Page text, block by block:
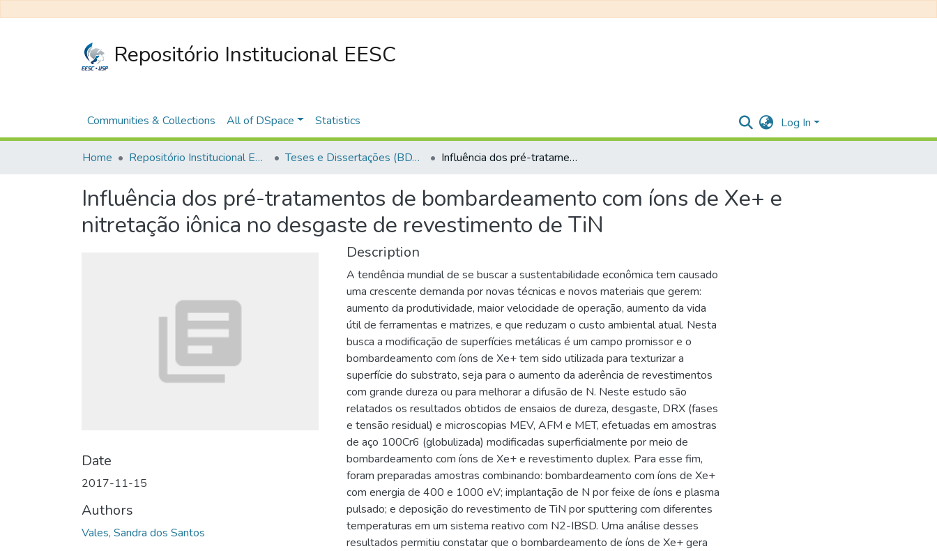
Repositório Institucional EESC
Communities & Collections All of DSpace Statistics Log In
Home Repositório Institucional EESC Teses e Dissertações (BDTD USP) Influência dos pré-tratamentos de bombardeamento com íons de Xe+ e nitretação iônica no desgaste de revestimento de TiN
Influência dos pré-tratamentos de bombardeamento com íons de Xe+ e
nitretação iônica no desgaste de revestimento de TiN
Date
2017-11-15
Authors
Vales, Sandra dos Santos
Description
A tendência mundial de se buscar a sustentabilidade econômica tem causado
uma crescente demanda por novas técnicas e novos materiais que gerem:
aumento da produtividade, maior velocidade de operação, aumento da vida
útil de ferramentas e matrizes, e que reduzam o custo ambiental atual. Nesta
busca a modificação de superfícies metálicas é um campo promissor e o
bombardeamento com íons de Xe+ tem sido utilizada para texturizar a
superfície do substrato, seja para o aumento da aderência de revestimentos
com grande dureza ou para melhorar a difusão de N. Neste estudo são
relatados os resultados obtidos de ensaios de dureza, desgaste, DRX (fases
e tensão residual) e microscopias MEV, AFM e MET, efetuadas em amostras
de aço 100Cr6 (globulizada) modificadas superficialmente por meio de
bombardeamento com íons de Xe+ e revestimento duplex. Para esse fim,
foram preparadas amostras combinando: bombardeamento com íons de Xe+
com energia de 400 e 1000 eV; implantação de N por feixe de íons e plasma
pulsado; e deposição do revestimento de TiN por sputtering com diferentes
temperaturas em um sistema reativo com N2-IBSD. Uma análise desses
resultados permitiu constatar que o bombardeamento de íons de Xe+ gera